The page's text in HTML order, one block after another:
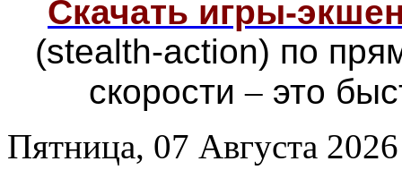
Скачать игры-
(stealth-action) по
скорости– это
Пятница, 07 Августа 2026